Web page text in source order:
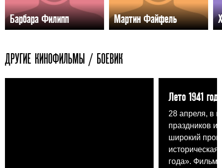
Барбара Филипп Мартин Файфель
ДРУГИЕ КИНОФИЛЬМЫ / БОЕВИК
Лето 1941 года
28 апреля, в
праздников
широкий
года». Фильм